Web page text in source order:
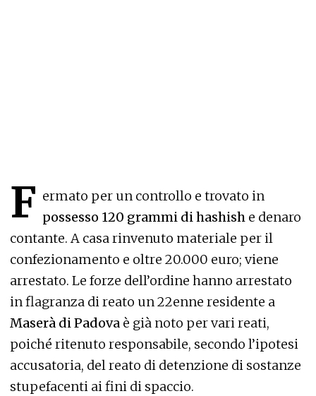
F ermato per un controllo e trovato in
possesso 120 grammi di hashish e denaro
contante. A casa rinvenuto materiale per il
confezionamento e oltre 20.000 euro; viene
arrestato. Le forze dell’ordine hanno arrestato
in flagranza di reato un 22enne residente a
Maserà di Padova è già noto per vari reati,
poiché ritenuto responsabile, secondo l’ipotesi
accusatoria, del reato di detenzione di sostanze
stupefacenti ai fini di spaccio.